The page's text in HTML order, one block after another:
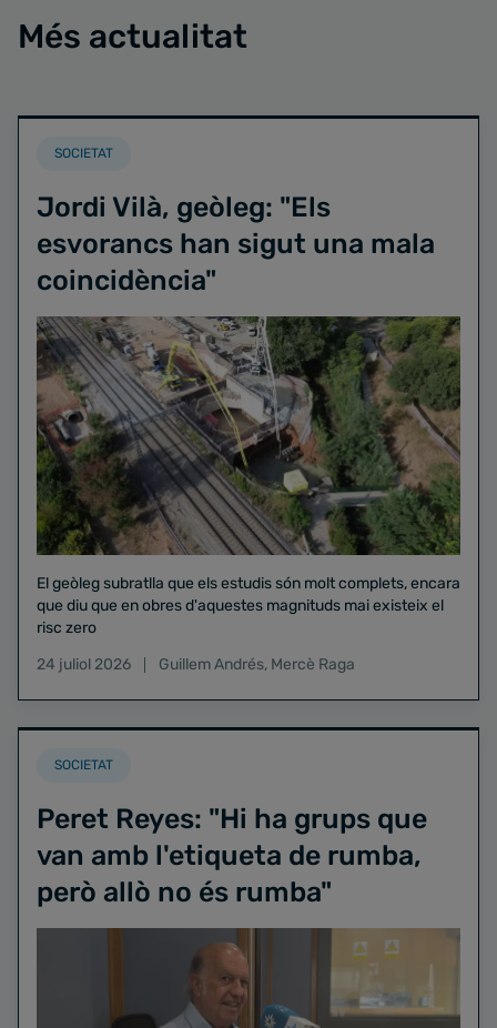
Més actualitat
SOCIETAT
Jordi Vilà, geòleg: "Els
esvorancs han sigut una mala
coincidència"
El geòleg subratlla que els estudis són molt complets, encara
que diu que en obres d'aquestes magnituds mai existeix el
risc zero
24 juliol 2026
Guillem Andrés, Mercè Raga
SOCIETAT
Peret Reyes: "Hi ha grups que
van amb l'etiqueta de rumba,
però allò no és rumba"